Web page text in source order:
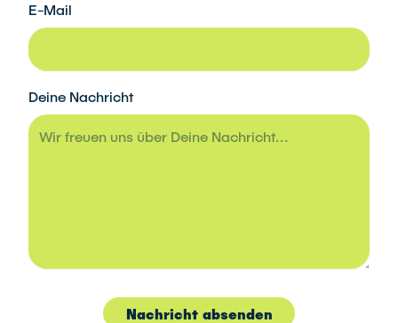
E-Mail
Deine Nachricht
Nachricht absenden